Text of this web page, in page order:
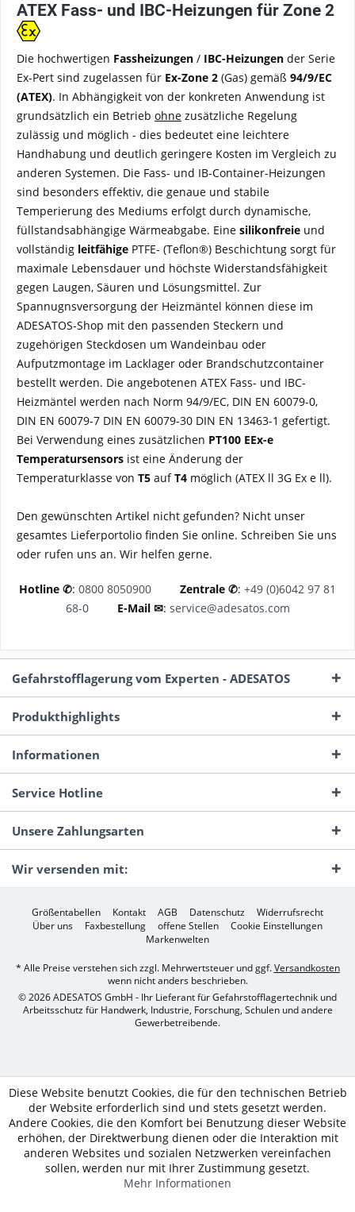
ATEX Fass- und IBC-Heizungen für Zone 2
Die hochwertigen Fassheizungen / IBC-Heizungen der Serie
Ex-Pert sind zugelassen für Ex-Zone 2 (Gas) gemäß 94/9/EC
(ATEX). In Abhängigkeit von der konkreten Anwendung ist
grundsätzlich ein Betrieb ohne zusätzliche Regelung
zulässig und möglich - dies bedeutet eine leichtere
Handhabung und deutlich geringere Kosten im Vergleich zu
anderen Systemen. Die Fass- und IB-Container-Heizungen
sind besonders effektiv, die genaue und stabile
Temperierung des Mediums erfolgt durch dynamische,
füllstandsabhängige Wärmeabgabe. Eine silikonfreie und
vollständig leitfähige PTFE- (Teflon®) Beschichtung sorgt für
maximale Lebensdauer und höchste Widerstandsfähigkeit
gegen Laugen, Säuren und Lösungsmittel. Zur
Spannugnsversorgung der Heizmäntel können diese im
ADESATOS-Shop mit den passenden Steckern und
zugehörigen Steckdosen um Wandeinbau oder
Aufputzmontage im Lacklager oder Brandschutzcontainer
bestellt werden. Die angebotenen ATEX Fass- und IBC-
Heizmäntel werden nach Norm 94/9/EC, DIN EN 60079-0,
DIN EN 60079-7 DIN EN 60079-30 DIN EN 13463-1 gefertigt.
Bei Verwendung eines zusätzlichen PT100 EEx-e
Temperatursensors ist eine Änderung der
Temperaturklasse von T5 aufT4 möglich (ATEX ll 3G Ex e ll).
Den gewünschten Artikel nicht gefunden? Nicht unser
gesamtes Lieferportolio finden Sie online. Schreiben Sie uns
oder rufen uns an. Wir helfen gerne.
Hotline ✆: 0800 8050900 Zentrale ✆: +49 (0)6042 97 81
68-0
E-Mail ✉: service@adesatos.com
Gefahrstofflagerung vom Experten - ADESATOS
Produkthighlights
Informationen
Service Hotline
Unsere Zahlungsarten
Wir versenden mit:
Größentabellen Kontakt AGB Datenschutz
Widerrufsrecht
Über uns
Faxbestellung offene Stellen
Cookie Einstellungen
Markenwelten
* Alle Preise verstehen sich zzgl. Mehrwertsteuer und ggf.Versandkosten
wenn nicht anders beschrieben.
© 2026 ADESATOS GmbH - Ihr Lieferant für Gefahrstofflagertechnik und
Arbeitsschutz für Handwerk, Industrie, Forschung, Schulen und andere
Gewerbetreibende.
Diese Website benutzt Cookies, die für den technischen Betrieb
der Website erforderlich sind und stets gesetzt werden.
Andere Cookies, die den Komfort bei Benutzung dieser Website
erhöhen, der Direktwerbung dienen oder die Interaktion mit
anderen Websites und sozialen Netzwerken vereinfachen
sollen, werden nur mit Ihrer Zustimmung gesetzt.
Mehr Informationen